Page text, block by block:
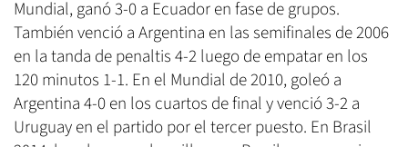
Mundial, ganó 3-0 a Ecuador en fase de grupos.
También venció a Argentina en las semifinales de 2006
en la tanda de penaltis 4-2 luego de empatar en los
120 minutos 1-1. En el Mundial de 2010, goleó a
Argentina 4-0 en los cuartos de final y venció 3-2 a
Uruguay en el partido por el tercer puesto. En Brasil